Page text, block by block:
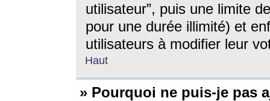
utilisateur”, puis une limite
pour une durée illimité) et
utilisateurs à modifier leur
Haut
» Pourquoi ne puis-je pas